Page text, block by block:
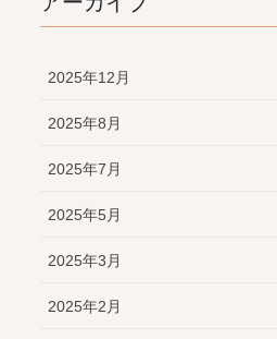
2025年12月
2025年8月
2025年7月
2025年5月
2025年3月
2025年2月